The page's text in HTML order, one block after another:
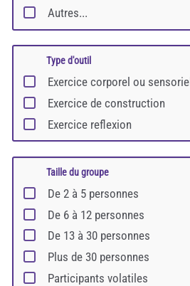
Autres...
Type d'outil
Exercice corporel ou sensoriel
Exercice de construction
Exercice reflexion
Taille du groupe
De 2 à 5 personnes
De 6 à 12 personnes
De 13 à 30 personnes
Plus de 30 personnes
Participants volatiles